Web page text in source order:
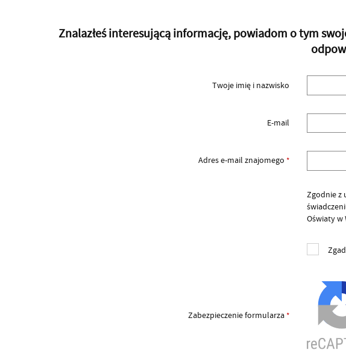
Znalazłeś interesującą informację, powiadom o tym
Twoje imię i nazwisko
E-mail
Adres e-mail znajomego *
Zgodnie z
Oświaty w
Zabezpieczenie formularza*